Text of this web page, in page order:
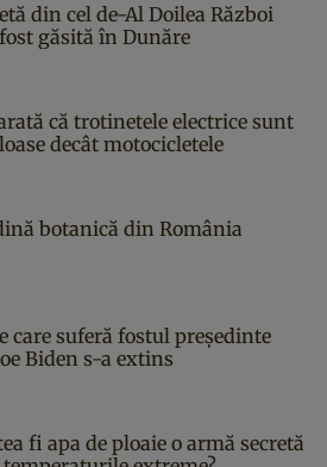
din cel de-Al Doilea Război
găsită în Dunăre
că trotinetele electrice sunt
decât motocicletele
botanică din România
care suferă fostul președinte
Biden s-a extins
fi apa de ploaie o armă secretă